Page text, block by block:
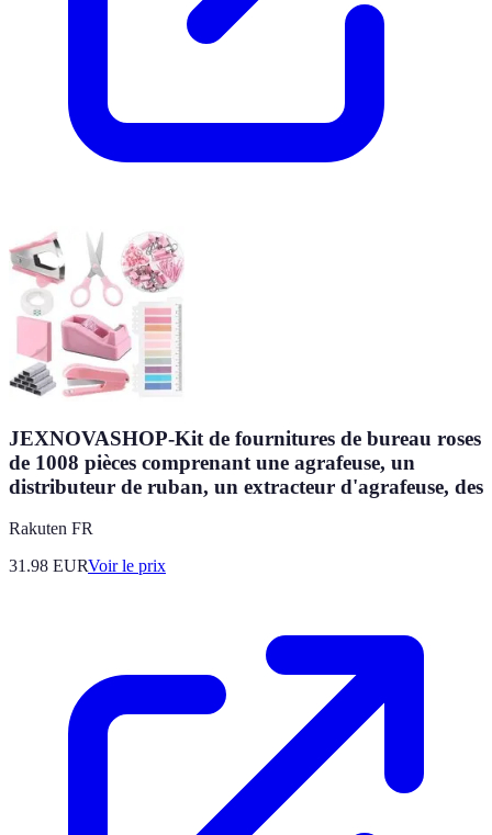
JEXNOVASHOP-Kit de fournitures de bureau roses
de 1008 pièces comprenant une agrafeuse, un
distributeur de ruban, un extracteur d'agrafeuse, des
Rakuten FR
31.98 EURVoir le prix